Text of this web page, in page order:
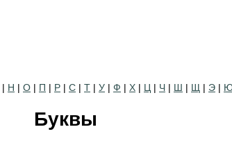
| Н | О | П | Р | С | Т | У | Ф | Х | Ц | Ч | Ш | Щ | Э |
Буквы